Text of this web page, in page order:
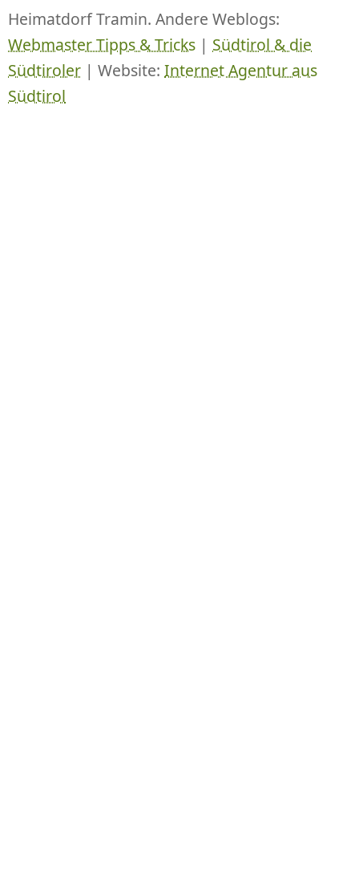
Heimatdorf Tramin. Andere Weblogs:
Webmaster Tipps & Tricks | Südtirol & die
Südtiroler | Website: Internet Agentur aus
Südtirol